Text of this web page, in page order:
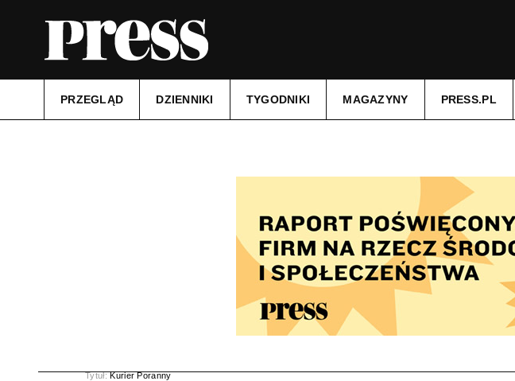
PRZEGLĄD DZIENNIKI TYGODNIKI MAGAZYNY PRESS.PL
Tytuł:Kurier Poranny